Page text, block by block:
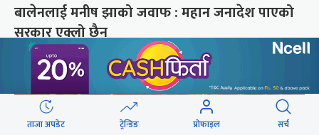
बालेनलाई मनीष झाको जवाफ : महान जनादेश पाएको
सरकार एक्लो छैन
ताजा अपडेट ट्रेन्डिङ प्रोफाइल सर्च